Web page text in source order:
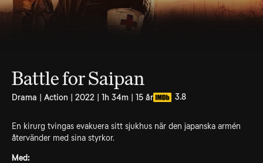
Battle for Saipan
Drama | Action | 2022 | 1h 34m | 15 år 3.8
En kirurg tvingas evakuera sitt sjukhus när den japanska armén
återvänder med sina styrkor.
Med: